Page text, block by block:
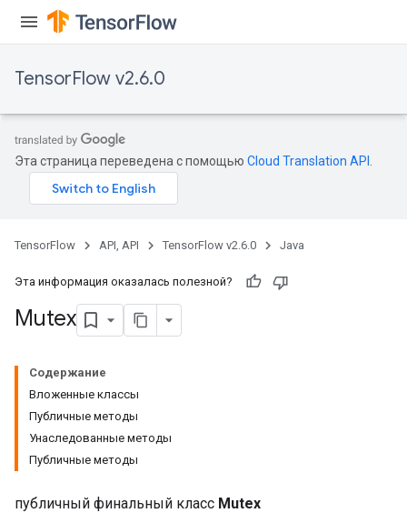
TensorFlow v2.6.0
Эта страница переведена с помощью Cloud Translation API
TensorFlow API, API TensorFlow v2.6.0 Java
Эта информация оказалась полезной?
Mutex
Содержание
Вложенные классы
Публичные методы
Унаследованные методы
Публичные методы
публичный финальный класс Mutex